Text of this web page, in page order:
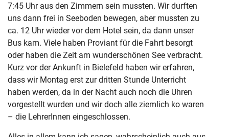
7:45 Uhr aus den Zimmern sein mussten. Wir durften
uns dann frei in Seeboden bewegen, aber mussten zu
ca. 12 Uhr wieder vor dem Hotel sein, da dann unser
Bus kam. Viele haben Proviant für die Fahrt besorgt
oder haben die Zeit am wunderschönen See verbracht.
Kurz vor der Ankunft in Bielefeld haben wir erfahren,
dass wir Montag erst zur dritten Stunde Unterricht
haben werden, da in der Nacht auch noch die Uhren
vorgestellt wurden und wir doch alle ziemlich ko waren
– die LehrerInnen eingeschlossen.